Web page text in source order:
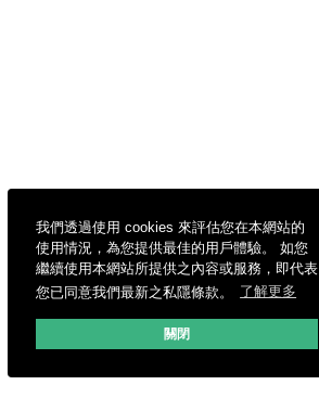
我們透過使用 cookies 來評估您在本網站的
使用情況，為您提供最佳的用戶體驗。 如您
繼續使用本網站所提供之內容或服務，即代表
您已同意我們最新之私隱條款。
了解更多
關閉